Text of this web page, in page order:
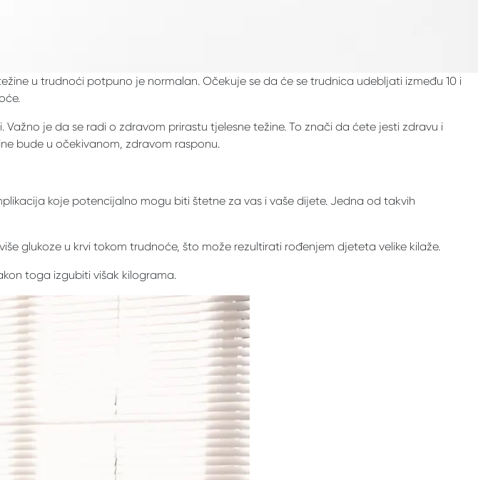
u trudnoći potpuno je normalan. Očekuje se da će se trudnica udebljati između 10 i
je da se radi o zdravom prirastu tjelesne težine. To znači da ćete jesti zdravu i
bude u očekivanom, zdravom rasponu.
koje potencijalno mogu biti štetne za vas i vaše dijete. Jedna od takvih
glukoze u krvi tokom trudnoće, što može rezultirati rođenjem djeteta velike kilaže.
toga izgubiti višak kilograma.